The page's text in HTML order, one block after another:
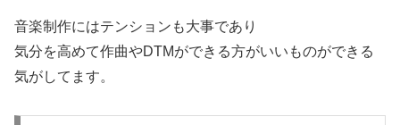
音楽制作にはテンションも大事であり
気分を高めて作曲やDTMができる方がいいものができる
気がしてます。